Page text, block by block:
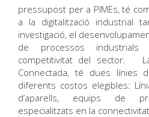
pressupost per a PIMEs, té
a la digitalització industrial
investigació, el
de processos
competitivitat del sector.
Connectada, té dues línies
diferents costos elegibles:
d’aparells, equips de
especialitzats en la